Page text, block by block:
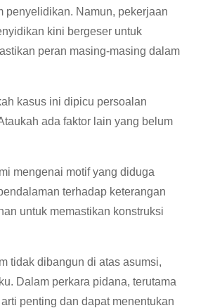
penyelidikan. Namun, pekerjaan
kini bergeser untuk
peran masing-masing dalam
kasus ini dipicu persoalan
ada faktor lain yang belum
mengenai motif yang diduga
terhadap keterangan
untuk memastikan konstruksi
tidak dibangun di atas asumsi,
Dalam perkara pidana, terutama
penting dan dapat menentukan